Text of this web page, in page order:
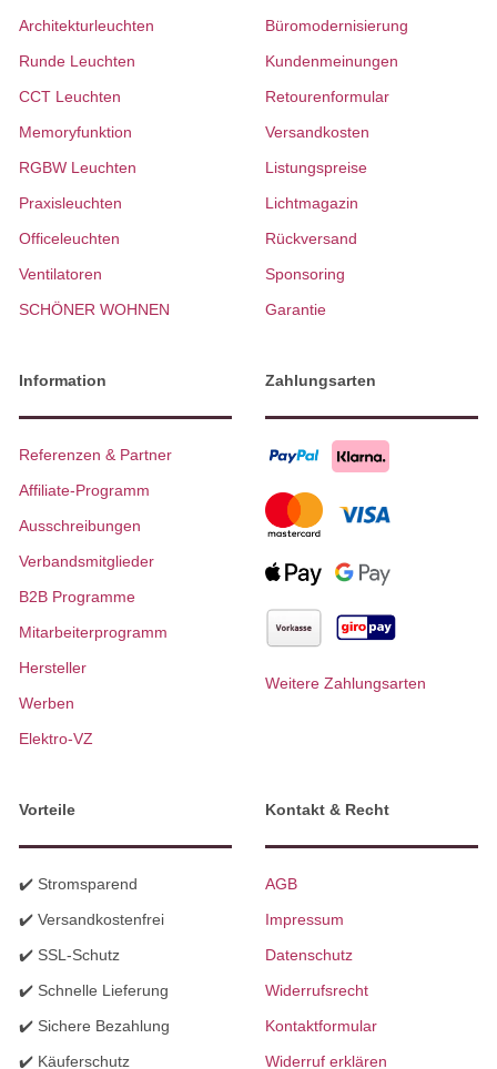
Architekturleuchten
Runde Leuchten
CCT Leuchten
Memoryfunktion
RGBW Leuchten
Praxisleuchten
Officeleuchten
Ventilatoren
SCHÖNER WOHNEN
Büromodernisierung
Kundenmeinungen
Retourenformular
Versandkosten
Listungspreise
Lichtmagazin
Rückversand
Sponsoring
Garantie
Information
Referenzen & Partner
Affiliate-Programm
Ausschreibungen
Verbandsmitglieder
B2B Programme
Mitarbeiterprogramm
Hersteller
Werben
Elektro-VZ
Zahlungsarten
Weitere Zahlungsarten
Vorteile
✔️ Stromsparend
✔️ Versandkostenfrei
✔️ SSL-Schutz
✔️ Schnelle Lieferung
✔️ Sichere Bezahlung
✔️ Käuferschutz
Kontakt & Recht
AGB
Impressum
Datenschutz
Widerrufsrecht
Kontaktformular
Widerruf erklären